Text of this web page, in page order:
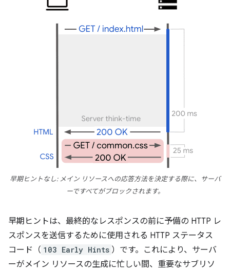
早期ヒントなし: メイン リソースへの応答方法を決定する際に、サーバ
ーですべてがブロックされます。
早期ヒントは、最終的なレスポンスの前に予備の HTTP レ
スポンスを送信するために使用される HTTP ステータス
コード（ 103 Early Hints ）です。これにより、サーバ
ーがメイン リソースの生成に忙しい間、重要なサブリソ